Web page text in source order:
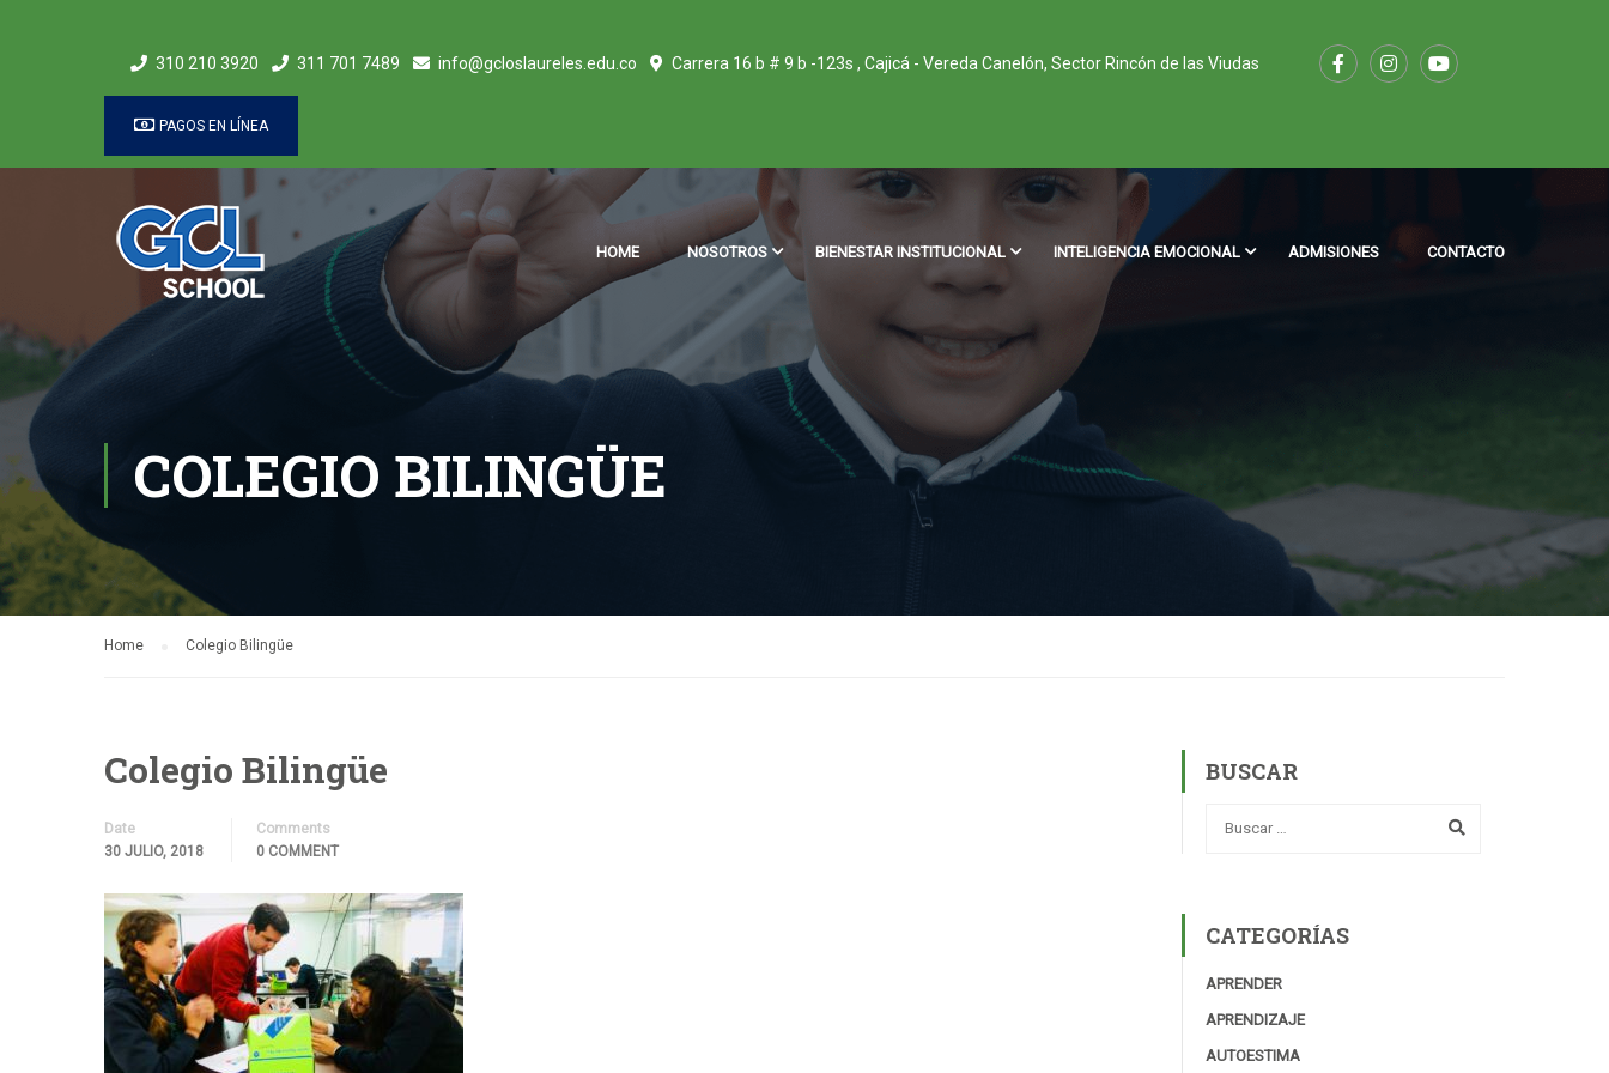
310 210 3920 311 701 7489 info@gcloslaureles.edu.co Carrera 16 b # 9 b -123s , Cajicá - Vereda Canelón, Sector Rincón de las Viudas
PAGOS EN LÍNEA
HOME NOSOTROS BIENESTAR INSTITUCIONAL INTELIGENCIA EMOCIONAL ADMISIONES CONTACTO
COLEGIO BILINGÜE
Home Colegio Bilingüe
Colegio Bilingüe
Date
30 JULIO, 2018
Comments
0 COMMENT
BUSCAR
CATEGORÍAS
APRENDER
APRENDIZAJE
AUTOESTIMA